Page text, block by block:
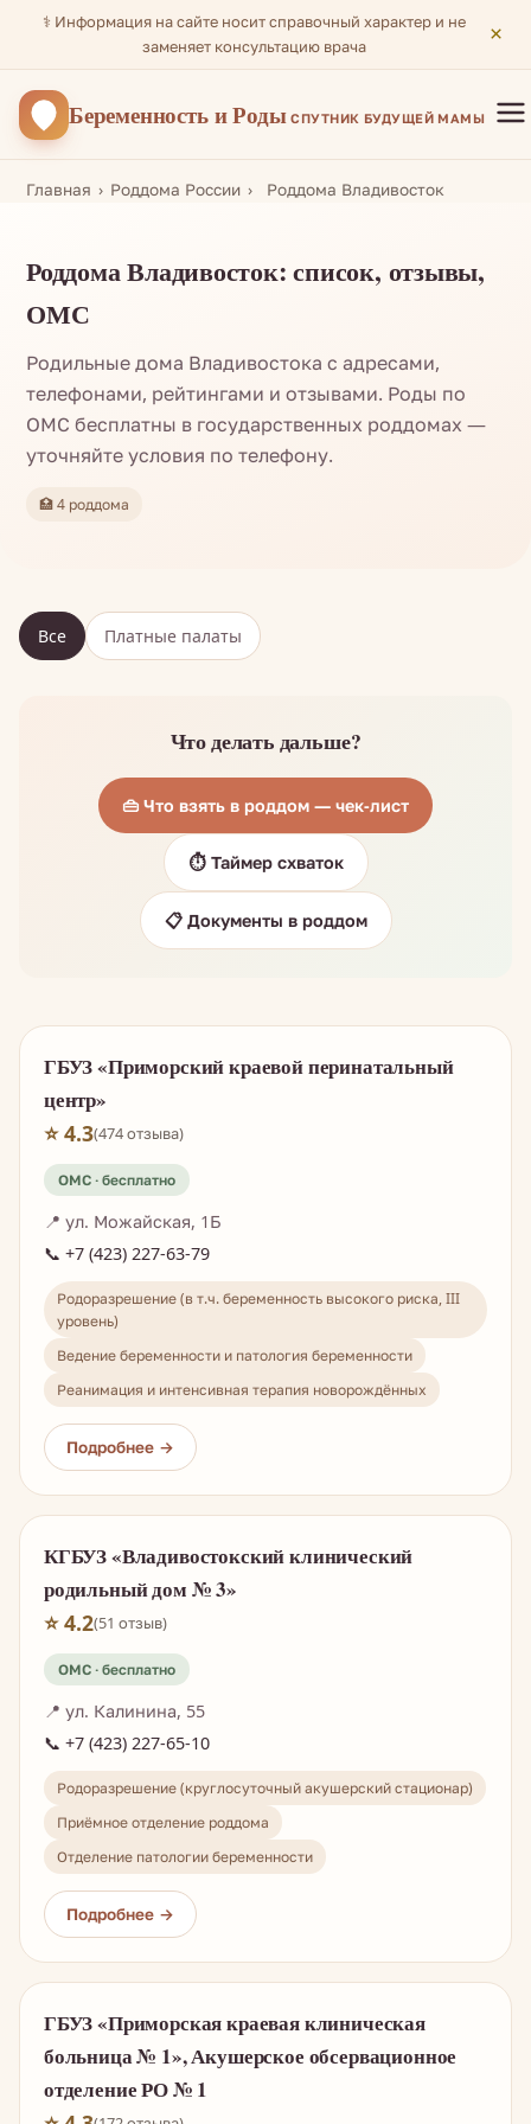
⚕️ Информация на сайте носит справочный характер и не
заменяет консультацию врача
×
Беременностьи Роды СПУТНИК БУДУЩЕЙ МАМЫ
Главная Роддома России Роддома Владивосток
Роддома Владивосток: список, отзывы,
ОМС
Родильные дома Владивостока с адресами,
телефонами, рейтингами и отзывами. Роды по
ОМС бесплатны в государственных роддомах —
уточняйте условия по телефону.
🏥 4 роддома
Все Платные палаты
Что делать дальше?
👜 Что взять в роддом — чек-лист
⏱️ Таймер схваток
📋 Документы в роддом
ГБУЗ «Приморский краевой перинатальный
центр»
⭐ 4.3(474 отзыва)
📍 ул. Можайская, 1Б
📞 +7 (423) 227-63-79
Родоразрешение (в т.ч. беременность высокого риска, III
уровень)
Ведение беременности и патология беременности
Реанимация и интенсивная терапия новорождённых
КГБУЗ «Владивостокский клинический
родильный дом № 3»
⭐ 4.2(51 отзыв)
📍 ул. Калинина, 55
📞 +7 (423) 227-65-10
Родоразрешение (круглосуточный акушерский стационар)
Приёмное отделение роддома
Отделение патологии беременности
ГБУЗ «Приморская краевая клиническая
больница № 1», Акушерское обсервационное
отделение РО № 1